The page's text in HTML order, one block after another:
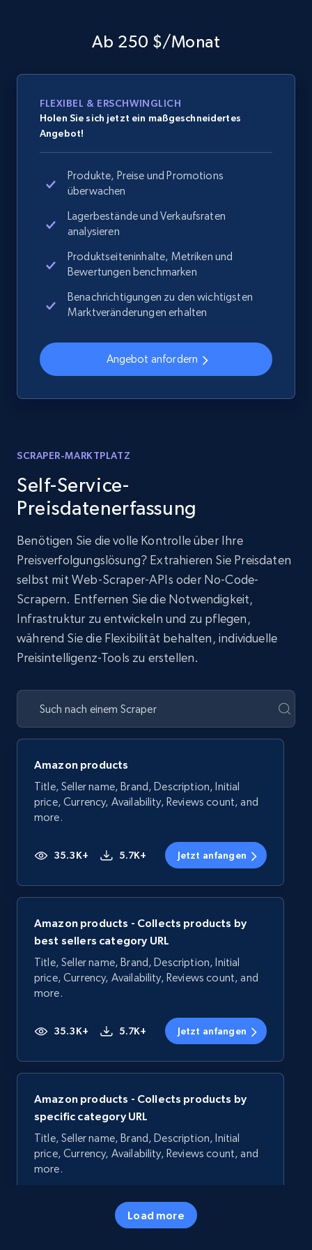
Ab 250 $/Monat
FLEXIBEL & ERSCHWINGLICH
Holen Sie sich jetzt ein maßgeschneidertes
Angebot!
Produkte, Preise und Promotions
überwachen
Lagerbestände und Verkaufsraten
analysieren
Produktseiteninhalte, Metriken und
Bewertungen benchmarken
Benachrichtigungen zu den wichtigsten
Marktveränderungen erhalten
Angebot anfordern
SCRAPER-MARKTPLATZ
Self-Service-
Preisdatenerfassung
Benötigen Sie die volle Kontrolle über Ihre
Preisverfolgungslösung? Extrahieren Sie Preisdaten
selbst mit Web-Scraper-APIs oder No-Code-
Scrapern. Entfernen Sie die Notwendigkeit,
Infrastruktur zu entwickeln und zu pflegen,
während Sie die Flexibilität behalten, individuelle
Preisintelligenz-Tools zu erstellen.
Amazon products
Title, Seller name, Brand, Description, Initial
price, Currency, Availability, Reviews count, and
more.
35.3K+ 5.7K+ Jetzt anfangen
Amazon products - Collects products by
best sellers category URL
Title, Seller name, Brand, Description, Initial
price, Currency, Availability, Reviews count, and
more.
35.3K+ 5.7K+ Jetzt anfangen
Amazon products - Collects products by
specific category URL
Title, Seller name, Brand, Description, Initial
price, Currency, Availability, Reviews count, and
more.
5.7K+ Jetzt anfangen
Load more